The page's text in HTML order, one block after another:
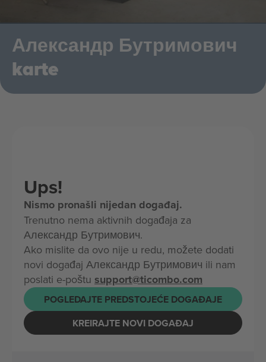
Александр Бутримович
karte
Ups!
Nismo pronašli nijedan događaj.
Trenutno nema aktivnih događaja za
Александр Бутримович.
Ako mislite da ovo nije u redu, možete dodati
novi događaj Александр Бутримович ili nam
poslati e-poštu support@ticombo.com
POGLEDAJTE PREDSTOJEĆE DOGAĐAJE
KREIRAJTE NOVI DOGAĐAJ